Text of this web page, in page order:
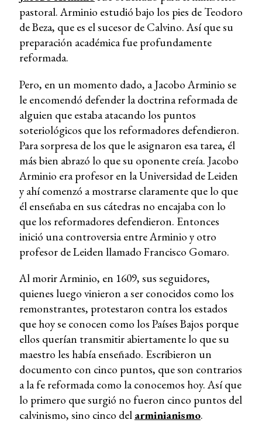
pastoral. Arminio estudió bajo los pies de Teodoro
de Beza, que es el sucesor de Calvino. Así que su
preparación académica fue profundamente
reformada.
Pero, en un momento dado, a Jacobo Arminio se
le encomendó defender la doctrina reformada de
alguien que estaba atacando los puntos
soteriológicos que los reformadores defendieron.
Para sorpresa de los que le asignaron esa tarea, él
más bien abrazó lo que su oponente creía. Jacobo
Arminio era profesor en la Universidad de Leiden
y ahí comenzó a mostrarse claramente que lo que
él enseñaba en sus cátedras no encajaba con lo
que los reformadores defendieron. Entonces
inició una controversia entre Arminio y otro
profesor de Leiden llamado Francisco Gomaro.
Al morir Arminio, en 1609, sus seguidores,
quienes luego vinieron a ser conocidos como los
remonstrantes, protestaron contra los estados
que hoy se conocen como los Países Bajos porque
ellos querían transmitir abiertamente lo que su
maestro les había enseñado. Escribieron un
documento con cinco puntos, que son contrarios
a la fe reformada como la conocemos hoy. Así que
lo primero que surgió no fueron cinco puntos del
calvinismo, sino cinco del arminianismo.